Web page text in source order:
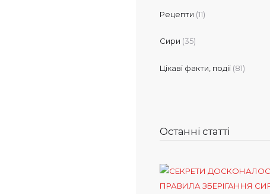
Рецепти (11)
Сири (35)
Цікаві факти, події (81)
Останні статті